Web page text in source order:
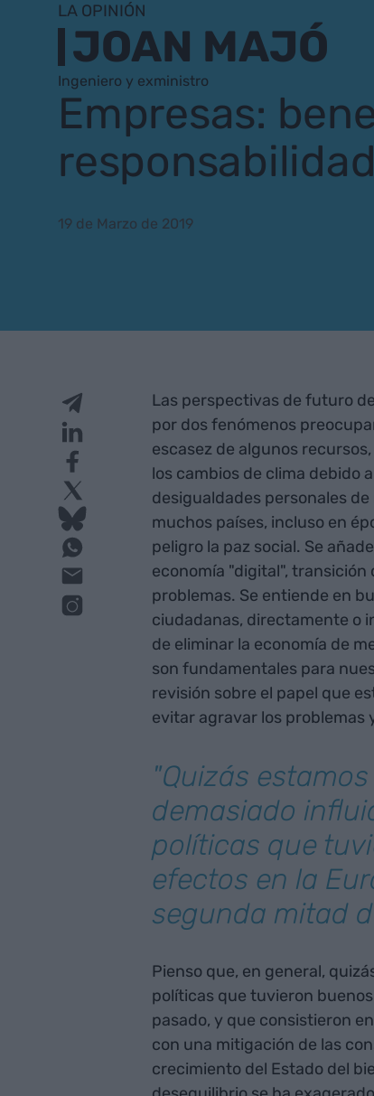
LA OPINIÓN
JOAN MAJÓ
Ingeniero y exministro
Empresas:
19 de Marzo de 2019
Las perspectivas de futuro
por dos fenómenos
escasez de algunos
los cambios de clima debido
desigualdades personales
muchos países, incluso en
peligro la paz social. Se
economía "digital",
problemas. Se entiende en
ciudadanas, directamente o
de eliminar la economía de
son fundamentales para
revisión sobre el papel que
evitar agravar los problemas
"Quizás
demasiado
políticas que
efectos en la
segunda mitad
Pienso que, en general,
políticas que tuvieron
pasado, y que consistieron
con una mitigación de las
crecimiento del Estado del